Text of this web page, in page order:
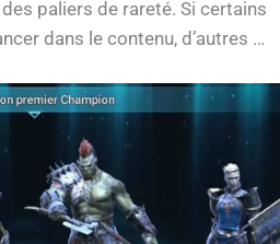
paliers de rareté. Si certains
dans le contenu, d’autres …